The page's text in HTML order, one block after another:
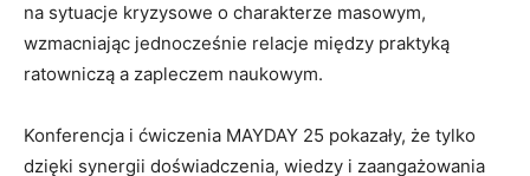
na sytuacje kryzysowe o charakterze masowym,
wzmacniając jednocześnie relacje między praktyką
ratowniczą a zapleczem naukowym.
Konferencja i ćwiczenia MAYDAY 25 pokazały, że tylko
dzięki synergii doświadczenia, wiedzy i zaangażowania